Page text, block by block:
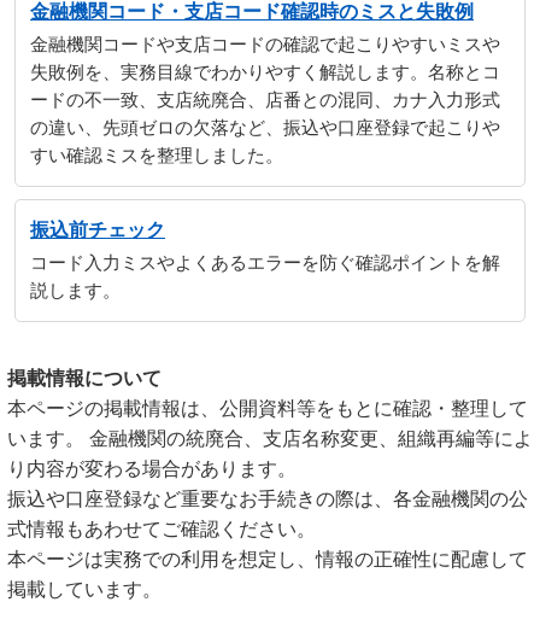
金融機関コード・支店コード確認時のミスと失敗例
金融機関コードや支店コードの確認で起こりやすいミスや
失敗例を、実務目線でわかりやすく解説します。名称とコ
ードの不一致、支店統廃合、店番との混同、カナ入力形式
の違い、先頭ゼロの欠落など、振込や口座登録で起こりや
すい確認ミスを整理しました。
振込前チェック
コード入力ミスやよくあるエラーを防ぐ確認ポイントを解
説します。
掲載情報について
本ページの掲載情報は、公開資料等をもとに確認・整理して
います。 金融機関の統廃合、支店名称変更、組織再編等によ
り内容が変わる場合があります。
振込や口座登録など重要なお手続きの際は、各金融機関の公
式情報もあわせてご確認ください。
本ページは実務での利用を想定し、情報の正確性に配慮して
掲載しています。